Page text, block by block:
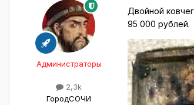
Администраторы
2,3k
ГородСОЧИ
Двойной
95 000 рублей.